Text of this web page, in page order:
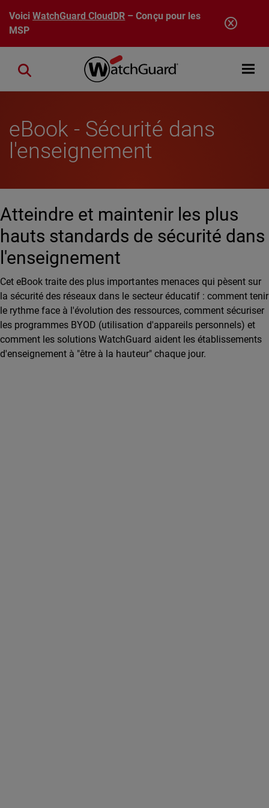
Aller au contenu principal
VoiciWatchGuard CloudDR – Conçu pour les
MSP
Open
Close search
eBook - Sécurité dans
l'enseignement
Atteindre et maintenir les plus
hauts standards de sécurité dans
l'enseignement
Cet eBook traite des plus importantes menaces qui pèsent sur
la sécurité des réseaux dans le secteur éducatif : comment tenir
le rythme face à l'évolution des ressources, comment sécuriser
les programmes BYOD (utilisation d'appareils personnels) et
comment les solutions WatchGuard aident les établissements
d'enseignement à "être à la hauteur" chaque jour.